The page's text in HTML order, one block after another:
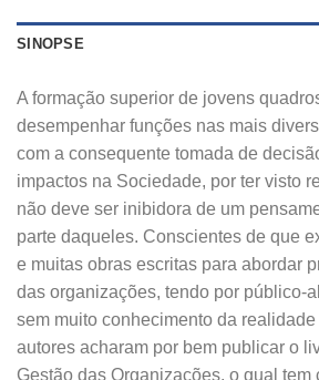
SINOPSE
A formação superior de jovens
desempenhar funções nas mais
com a consequente tomada de
impactos na Sociedade, por ter visto
não deve ser inibidora de um
parte daqueles. Conscientes de que
e muitas obras escritas para abordar
das organizações, tendo por
sem muito conhecimento da
autores acharam por bem publicar o
Gestão das Organizações, o qual tem